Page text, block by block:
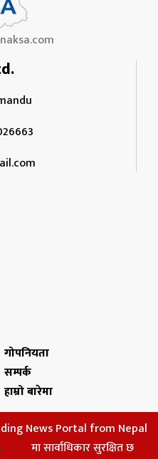
गोपनियता
सम्पर्क
हाम्रो बारेमा
News Portal from Nepal
मा सार्वाधिकार सुरक्षित छ